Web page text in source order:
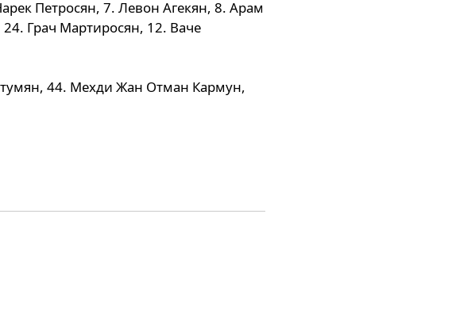
Петросян, 7. Левон Агекян, 8. Арам
Грач Мартиросян, 12. Ваче
44. Мехди Жан Отман Кармун,